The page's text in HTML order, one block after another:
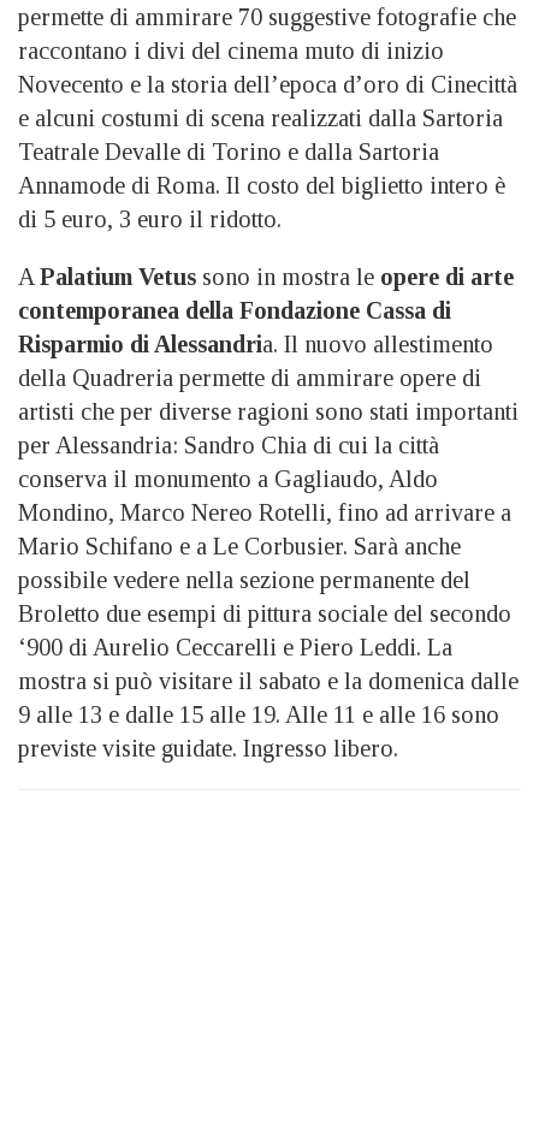
permette di ammirare 70 suggestive fotografie che
raccontano i divi del cinema muto di inizio
Novecento e la storia dell’epoca d’oro di Cinecittà
e alcuni costumi di scena realizzati dalla Sartoria
Teatrale Devalle di Torino e dalla Sartoria
Annamode di Roma. Il costo del biglietto intero è
di 5 euro, 3 euro il ridotto.
A Palatium Vetus sono in mostra le opere di arte
contemporanea della Fondazione Cassa di
Risparmio di Alessandria. Il nuovo allestimento
della Quadreria permette di ammirare opere di
artisti che per diverse ragioni sono stati importanti
per Alessandria: Sandro Chia di cui la città
conserva il monumento a Gagliaudo, Aldo
Mondino, Marco Nereo Rotelli, fino ad arrivare a
Mario Schifano e a Le Corbusier. Sarà anche
possibile vedere nella sezione permanente del
Broletto due esempi di pittura sociale del secondo
‘900 di Aurelio Ceccarelli e Piero Leddi. La
mostra si può visitare il sabato e la domenica dalle
9 alle 13 e dalle 15 alle 19. Alle 11 e alle 16 sono
previste visite guidate. Ingresso libero.